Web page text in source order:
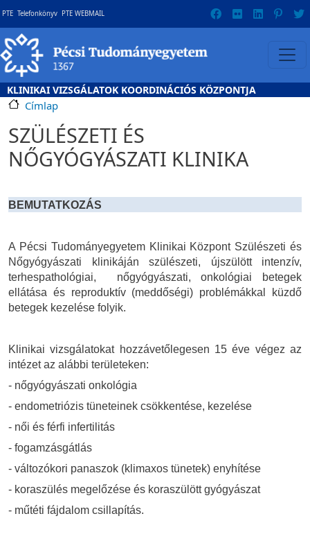
Ugrás a tartalomra
Gyorslinkek
PTE Telefonkönyv PTE WEBMAIL
KLINIKAI VIZSGÁLATOK KOORDINÁCIÓS KÖZPONTJA
Címlap
SZÜLÉSZETI ÉS
NŐGYÓGYÁSZATI KLINIKA
BEMUTATKOZÁS
A Pécsi Tudományegyetem Klinikai Központ Szülészeti és
Nőgyógyászati klinikáján szülészeti, újszülött intenzív,
terhespathológiai,
nőgyógyászati, onkológiai betegek
ellátása és reproduktív (meddőségi) problémákkal küzdő
betegek kezelése folyik.
Klinikai vizsgálatokat hozzávetőlegesen 15 éve végez az
intézet az alábbi területeken:
- nőgyógyászati onkológia
- endometriózis tüneteinek csökkentése, kezelése
- női és férfi infertilitás
- fogamzásgátlás
- változókori panaszok (klimaxos tünetek) enyhítése
- koraszülés megelőzése és koraszülött gyógyászat
- műtéti fájdalom csillapítás.